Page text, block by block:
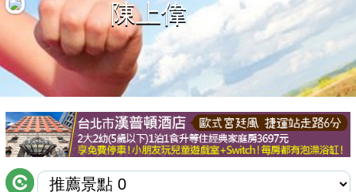
商家合作
推薦景點
討論區
陳上偉